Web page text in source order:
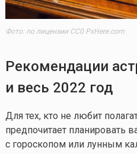
Фото: по лицензии CC0 PxHere.com
Рекомендации
и весь 2022 год
Для тех, кто не любит
предпочитает планировать
с гороскопом или лунным